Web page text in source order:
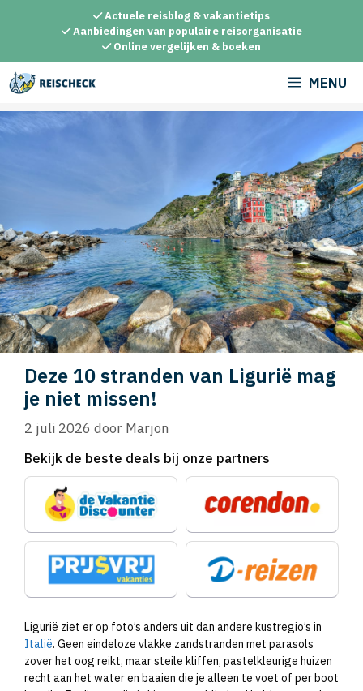
inhoud
Actuele reisblog & vakantietips
Aanbiedingen van populaire reisorganisatie
Online vergelijken & boeken
MENU
Deze 10 stranden van Ligurië mag
je niet missen!
2 juli 2026 door Marjon
Bekijk de beste deals bij onze partners
Ligurië ziet er op foto’s anders uit dan andere kustregio’s in
Italië. Geen eindeloze vlakke zandstranden met parasols
zover het oog reikt, maar steile kliffen, pastelkleurige huizen
recht aan het water en baaien die je alleen te voet of per boot